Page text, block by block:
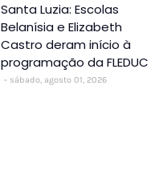
Santa Luzia: Escolas
Belanísia e Elizabeth
Castro deram início à
programação da FLEDUC
sábado, agosto 01, 2026